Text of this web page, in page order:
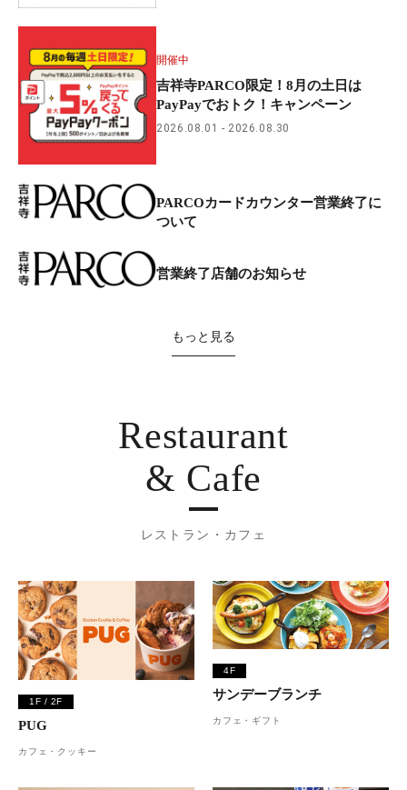
開催中
吉祥寺PARCO限定！8月の土日は
PayPayでおトク！キャンペーン
2026.08.01 2026.08.30
PARCOカードカウンター営業終了に
ついて
営業終了店舗のお知らせ
もっと見る
Restaurant
& Cafe
レストラン・カフェ
1F / 2F
PUG
カフェ・クッキー
4F
サンデーブランチ
カフェ・ギフト